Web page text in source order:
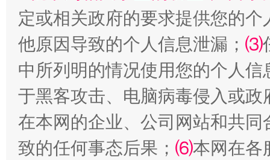
受贿1.44亿！段成刚被判无期 从幼
定或相关政府的要求提供您的个
他原因导致的个人信息泄漏； ⑶
中所列明的情况使用您的个人
于黑客攻击、电脑病毒侵入或
在本网的企业、公司网站和共
致的任何事态后果； ⑹本网在各